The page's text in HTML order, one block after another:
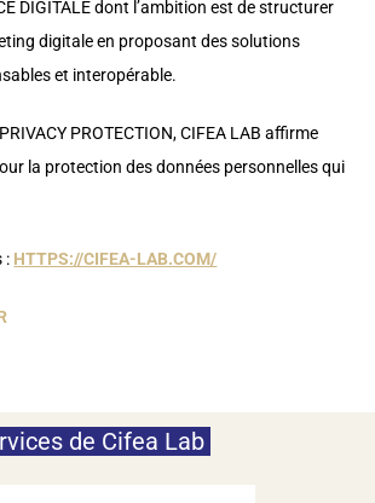
DIGITALE dont l’ambition est de structurer
digitale en proposant des solutions
et interopérable.
PROTECTION, CIFEA LAB affirme
la protection des données personnelles qui
: HTTPS://CIFEA-LAB.COM/
de Cifea Lab